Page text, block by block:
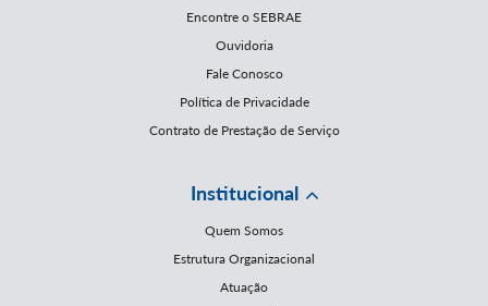
Encontre o SEBRAE
Ouvidoria
Fale Conosco
Política de Privacidade
Contrato de Prestação de Serviço
Institucional
Quem Somos
Estrutura Organizacional
Atuação